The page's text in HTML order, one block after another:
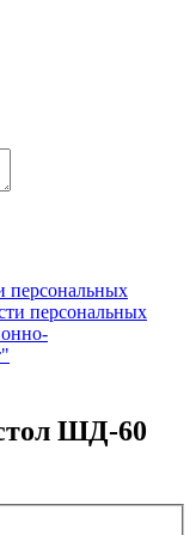
персональных
персональных
ШД-60